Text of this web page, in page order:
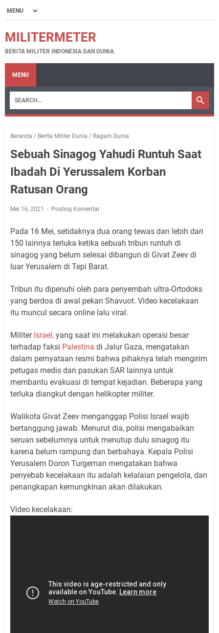
MILITERMETER
BERITA MILITER INDONESIA DAN DUNIA
MENU
Beranda / Berita Militer Dunia / Ragam Dunia
Sebuah Sinagog Yahudi Runtuh Saat
Ibadah Di Yerussalem Korban
Ratusan Orang
Mei 16, 2021 Posting Komentar
Pada 16 Mei, setidaknya dua orang tewas dan lebih dari
150 lainnya terluka ketika sebuah tribun runtuh di
sinagog yang belum selesai dibangun di Givat Zeev di
luar Yerusalem di Tepi Barat.
Tribun itu dipenuhi oleh para penyembah ultra-Ortodoks
yang berdoa di awal pekan Shavuot. Video kecelakaan
itu muncul secara online lalu viral.
Militer Israel, yang saat ini melakukan operasi besar
terhadap faksi Palestina di Jalur Gaza, mengatakan
dalam pernyataan resmi bahwa pihaknya telah mengirim
petugas medis dan pasukan SAR lainnya untuk
membantu evakuasi di tempat kejadian. Beberapa yang
terluka diangkut dengan helikopter militer.
Walikota Givat Zeev menganggap Polisi Israel wajib
bertanggung jawab. Menurut dia, polisi mengabaikan
seruan sebelumnya untuk menutup dulu sinagog itu
karena belum rampung dan berbahaya. Kepala Polisi
Yerusalem Doron Turgeman mengatakan bahwa
penyebab kecelakaan itu adalah kelalaian pengelola, dan
penangkapan kemungkinan akan dilakukan.
Video kecelakaan: